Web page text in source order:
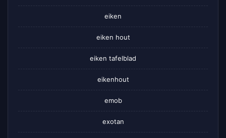
eiken
eiken hout
eiken tafelblad
eikenhout
emob
exotan